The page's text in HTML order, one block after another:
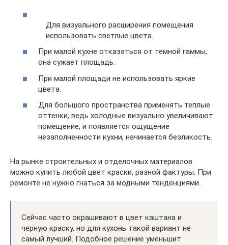
Для визуального расширения помещения
использовать светлые цвета.
При малой кухне отказаться от темной гаммы,
она сужает площадь.
При малой площади не использовать яркие
цвета.
Для большого пространства применять теплые
оттенки, ведь холодные визуально увеличивают
помещение, и появляется ощущение
незаполненности кухни, начинается безликость.
На рынке строительных и отделочных материалов
можно купить любой цвет краски, разной фактуры. При
ремонте не нужно гнаться за модными тенденциями.
Сейчас часто окрашивают в цвет каштана и
черную краску, но для кухонь такой вариант не
самый лучший. Подобное решение уменьшит